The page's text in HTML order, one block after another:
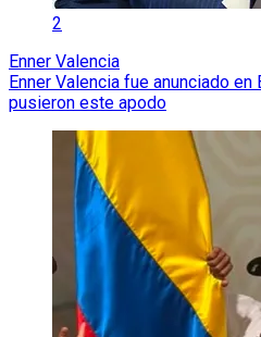
2
Enner Valencia
Enner Valencia fue anunciado
pusieron este apodo